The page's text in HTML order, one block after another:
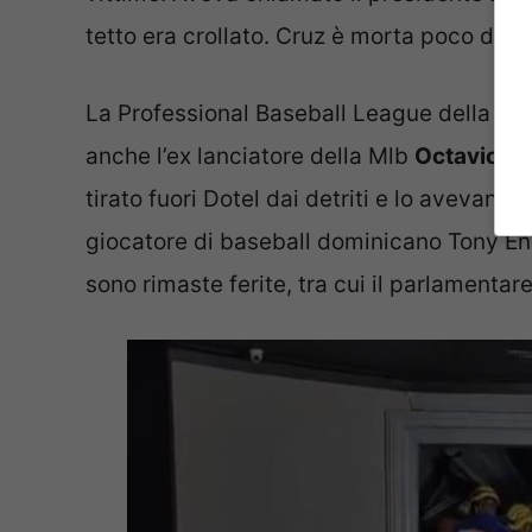
tetto era crollato. Cruz è morta poco dopo
La Professional Baseball League della
anche l’ex lanciatore della Mlb Octavio
tirato fuori Dotel dai detriti e lo avevano
giocatore di baseball dominicano Tony
sono rimaste ferite, tra cui il